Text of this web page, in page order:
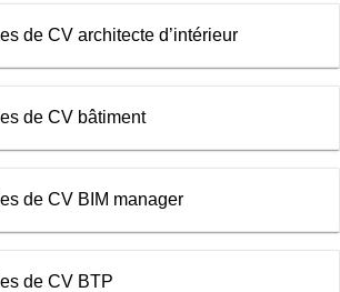
de CV architecte d’intérieur
de CV bâtiment
de CV BIM manager
de CV BTP